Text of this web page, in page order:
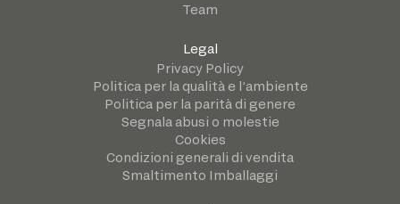
Team
Legal
Privacy Policy
Politica per la qualità e l’ambiente
Politica per la parità di genere
Segnala abusi o molestie
Cookies
Condizioni generali di vendita
Smaltimento Imballaggi